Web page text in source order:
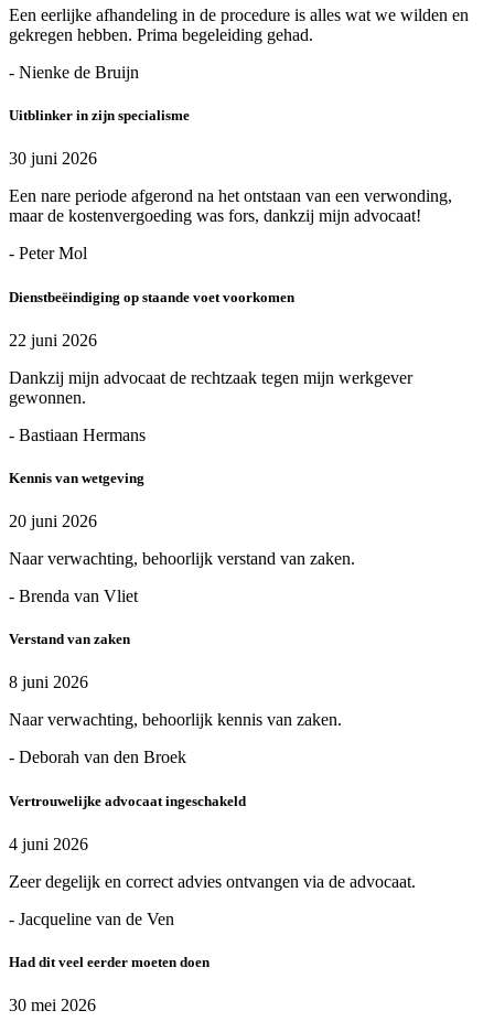
Een eerlijke afhandeling in de procedure is alles wat we wilden en
gekregen hebben. Prima begeleiding gehad.
- Nienke de Bruijn
Uitblinker in zijn specialisme
30 juni 2026
Een nare periode afgerond na het ontstaan van een verwonding,
maar de kostenvergoeding was fors, dankzij mijn advocaat!
- Peter Mol
Dienstbeëindiging op staande voet voorkomen
22 juni 2026
Dankzij mijn advocaat de rechtzaak tegen mijn werkgever
gewonnen.
- Bastiaan Hermans
Kennis van wetgeving
20 juni 2026
Naar verwachting, behoorlijk verstand van zaken.
- Brenda van Vliet
Verstand van zaken
8 juni 2026
Naar verwachting, behoorlijk kennis van zaken.
- Deborah van den Broek
Vertrouwelijke advocaat ingeschakeld
4 juni 2026
Zeer degelijk en correct advies ontvangen via de advocaat.
- Jacqueline van de Ven
Had dit veel eerder moeten doen
30 mei 2026